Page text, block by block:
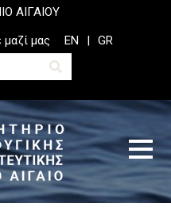
ΑΙΓΑΙΟΥ
μαζί μας
EN GR